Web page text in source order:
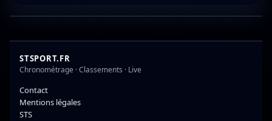
STSPORT.FR
Chronométrage · Classements · Live
Contact
Mentions légales
STS